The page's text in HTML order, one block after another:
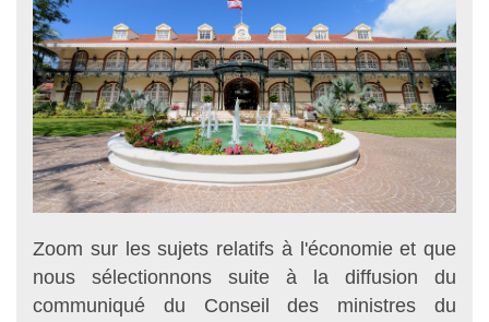
Zoom sur les sujets relatifs à l'économie et que
nous sélectionnons suite à la diffusion du
communiqué du Conseil des ministres du